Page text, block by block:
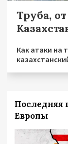
Труба,
Как атаки на
Последняя
Европы